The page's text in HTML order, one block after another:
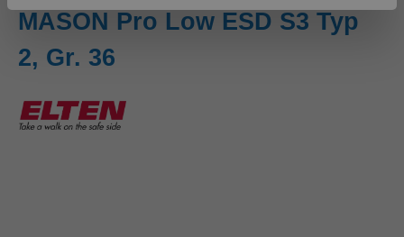
MASON Pro Low ESD S3 Typ
2, Gr. 36